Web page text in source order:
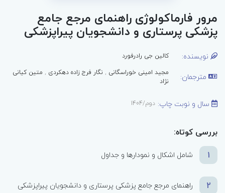
مرور فارماکولوژی راهنمای مرجع جامع
پزشکی پرستاری و دانشجویان پیراپزشکی
نویسنده: کالین جی رادرفورد
مترجمان: مجید امینی خوراسگانی , نگار فرج زاده دهکردی , متین کیانی
نژاد
سال و نوبت چاپ: دوم/1404
بررسی کوتاه:
1
شامل اشکال و نمودارها و جداول
2 راهنمای مرجع جامع پزشکی پرستاری و دانشجویان پیراپزشکی